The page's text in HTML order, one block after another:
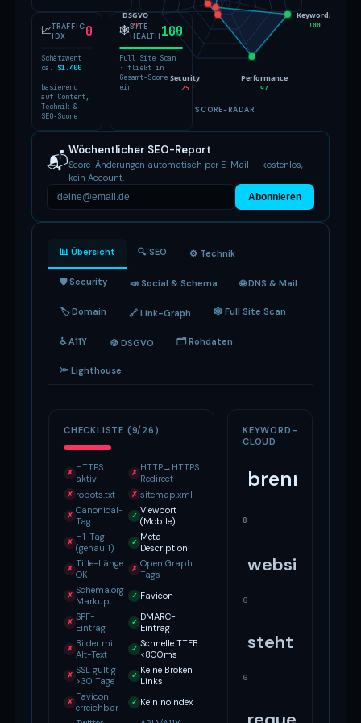
📈TRAFFIC
IDX
0
Schätzwert
ca. $1.400
·
basierend
auf Content,
Technik &
SEO-Score
🕸SITE
HEALTH 100
Full Site Scan
· fließt in
Gesamt-Score
ein
Keywords
100
Performance
97
Security
25
DSGVO
27
SCORE-RADAR
📬Wöchentlicher SEO-Report
Score-Änderungen automatisch per E-Mail — kostenlos,
kein Account.
Abonnieren
📊 Übersicht 🔍 SEO ⚙️ Technik
🛡 Security 📣 Social & Schema 🌐 DNS & Mail
🏷 Domain 🔗 Link-Graph 🕸 Full Site Scan
♿ A11Y 🍪 DSGVO 🗂 Rohdaten
🔦 Lighthouse
CHECKLISTE (9/26)
✗ HTTPS
aktiv
✗ HTTP→HTTPS
Redirect
✗ robots.txt ✗ sitemap.xml
✗ Canonical-
Tag
✓ Viewport
(Mobile)
✗ H1-Tag
(genau 1)
✓ Meta
Description
✗ Title-Länge
OK
✗ Open Graph
Tags
✗ Schema.org
Markup
✓ Favicon
✗ SPF-
Eintrag
✓ DMARC-
Eintrag
✗ Bilder mit
Alt-Text
✓ Schnelle TTFB
<800ms
✗ SSL gültig
>30 Tage
✓ Keine Broken
Links
✗ Favicon
erreichbar
✓ Kein noindex
KEYWORD-
CLOUD
brennstoff
8
website
6
steht
6